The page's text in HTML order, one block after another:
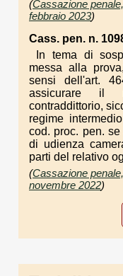
(Cassazione
febbraio 2023)
Cass. pen. n.
In tema di
messa alla
sensi dell'art.
assicurare il
contraddittorio,
regime
cod. proc. pen.
di udienza
parti del relativo
(Cassazione
novembre 2022)